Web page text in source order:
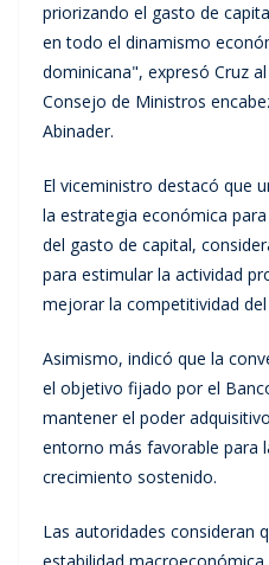
priorizando el gasto de
en todo el dinamismo
dominicana", expresó Cruz
Consejo de Ministros
Abinader.
El viceministro destacó que
la estrategia económica
del gasto de capital,
para estimular la actividad
mejorar la competitividad del
Asimismo, indicó que la
el objetivo fijado por el
mantener el poder
entorno más favorable para
crecimiento sostenido.
Las autoridades consideran